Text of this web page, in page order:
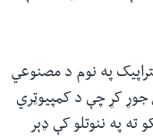
په نوم د مصنوعي
جوړ کړ چې د کمپيوټري
ته په ننوتلو کې ډېر